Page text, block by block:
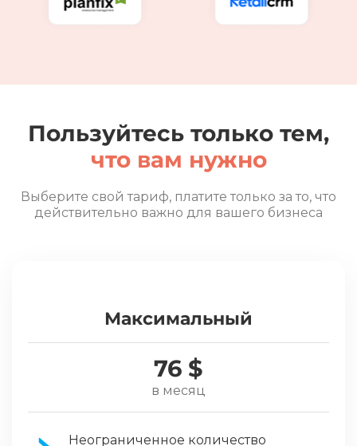
Пользуйтесь только тем,
что вам нужно
Выберите свой тариф, платите только за то, что
действительно важно для вашего бизнеса
Максимальный
76 $
в месяц
Неограниченное количество